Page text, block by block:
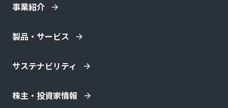
事業紹介
製品・サービス
サステナビリティ
株主・投資家情報